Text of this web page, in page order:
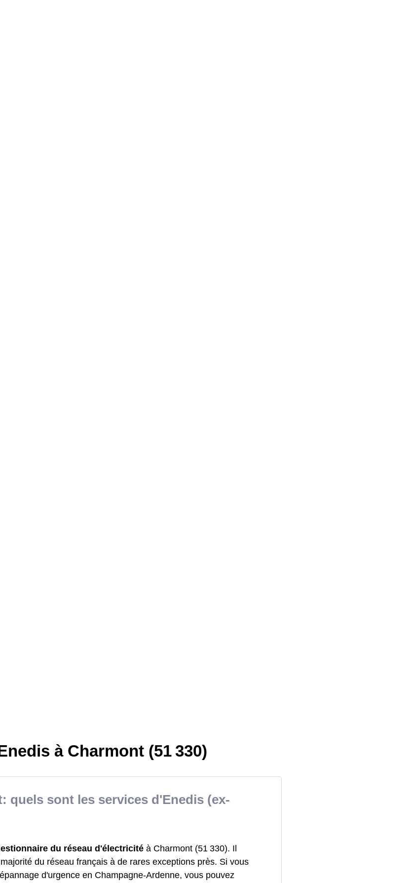
à Charmont (51 330)
quels sont les services d'Enedis (ex-
du réseau d'électricité à Charmont (51 330). Il
du réseau français à de rares exceptions près. Si vous
d'urgence en Champagne-Ardenne, vous pouvez